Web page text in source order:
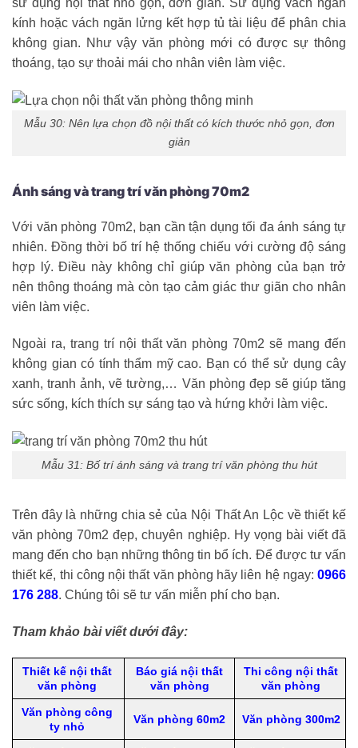
kính hoặc vách ngăn lửng kết hợp tủ tài liệu để phân chia
không gian. Như vậy văn phòng mới có được sự thông
thoáng, tạo sự thoải mái cho nhân viên làm việc.
Mẫu 30: Nên lựa chọn đồ nội thất có kích thước nhỏ gọn, đơn
giản
Ánh sáng và trang trí văn phòng 70m2
Với văn phòng 70m2, bạn cần tận dụng tối đa ánh sáng tự
nhiên. Đồng thời bố trí hệ thống chiếu với cường độ sáng
hợp lý. Điều này không chỉ giúp văn phòng của bạn trở
nên thông thoáng mà còn tạo cảm giác thư giãn cho nhân
viên làm việc.
Ngoài ra, trang trí nội thất văn phòng 70m2 sẽ mang đến
không gian có tính thẩm mỹ cao. Bạn có thể sử dụng cây
xanh, tranh ảnh, vẽ tường,… Văn phòng đẹp sẽ giúp tăng
sức sống, kích thích sự sáng tạo và hứng khởi làm việc.
Mẫu 31: Bố trí ánh sáng và trang trí văn phòng thu hút
Trên đây là những chia sẻ của Nội Thất An Lộc về thiết kế
văn phòng 70m2 đẹp, chuyên nghiệp. Hy vọng bài viết đã
mang đến cho bạn những thông tin bổ ích. Để được tư vấn
thiết kế, thi công nội thất văn phòng hãy liên hệ ngay: 0966
176 288. Chúng tôi sẽ tư vấn miễn phí cho bạn.
Tham khảo bài viết dưới đây:
Thiết kế nội thất
văn phòng
Báo giá nội thất
văn phòng
Thi công nội thất
văn phòng
Văn phòng công
ty nhỏ
Văn phòng 60m2 Văn phòng 300m2